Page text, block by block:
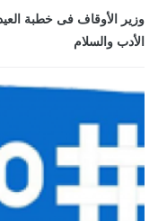
وزير الأوقاف فى خطبة
الأدب والسلام